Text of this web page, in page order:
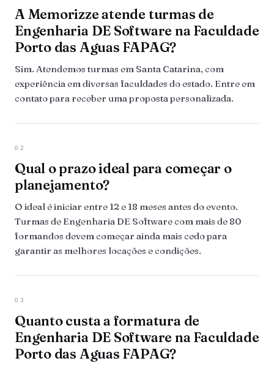
A Memorizze atende turmas de
Engenharia DE Software na Faculdade
Porto das Aguas FAPAG?
Sim. Atendemos turmas em Santa Catarina, com
experiência em diversas faculdades do estado. Entre em
contato para receber uma proposta personalizada.
02
Qual o prazo ideal para começar o
planejamento?
O ideal é iniciar entre 12 e 18 meses antes do evento.
Turmas de Engenharia DE Software com mais de 80
formandos devem começar ainda mais cedo para
garantir as melhores locações e condições.
03
Quanto custa a formatura de
Engenharia DE Software na Faculdade
Porto das Aguas FAPAG?